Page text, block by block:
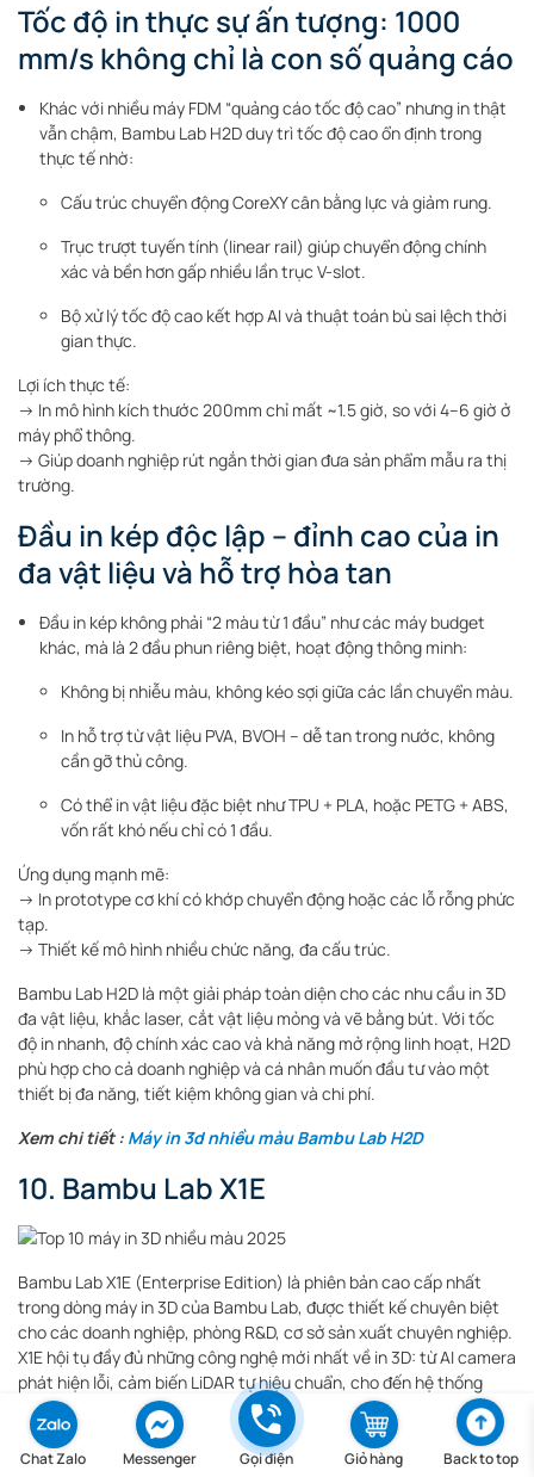
Tốc độ in thực sự ấn tượng: 1000
mm/s không chỉ là con số quảng cáo
Khác với nhiều máy FDM “quảng cáo tốc độ cao” nhưng in thật
vẫn chậm, Bambu Lab H2D duy trì tốc độ cao ổn định trong
thực tế nhờ:
Cấu trúc chuyển động CoreXY cân bằng lực và giảm rung.
Trục trượt tuyến tính (linear rail) giúp chuyển động chính
xác và bền hơn gấp nhiều lần trục V-slot.
Bộ xử lý tốc độ cao kết hợp AI và thuật toán bù sai lệch thời
gian thực.
Lợi ích thực tế:
→ In mô hình kích thước 200mm chỉ mất ~1.5 giờ, so với 4–6 giờ ở
máy phổ thông.
→ Giúp doanh nghiệp rút ngắn thời gian đưa sản phẩm mẫu ra thị
trường.
Đầu in kép độc lập – đỉnh cao của in
đa vật liệu và hỗ trợ hòa tan
Đầu in kép không phải “2 màu từ 1 đầu” như các máy budget
khác, mà là 2 đầu phun riêng biệt, hoạt động thông minh:
Không bị nhiễu màu, không kéo sợi giữa các lần chuyển màu.
In hỗ trợ từ vật liệu PVA, BVOH – dễ tan trong nước, không
cần gỡ thủ công.
Có thể in vật liệu đặc biệt như TPU + PLA, hoặc PETG + ABS,
vốn rất khó nếu chỉ có 1 đầu.
Ứng dụng mạnh mẽ:
→ In prototype cơ khí có khớp chuyển động hoặc các lỗ rỗng phức
tạp.
→ Thiết kế mô hình nhiều chức năng, đa cấu trúc.
Bambu Lab H2D là một giải pháp toàn diện cho các nhu cầu in 3D
đa vật liệu, khắc laser, cắt vật liệu mỏng và vẽ bằng bút. Với tốc
độ in nhanh, độ chính xác cao và khả năng mở rộng linh hoạt, H2D
phù hợp cho cả doanh nghiệp và cá nhân muốn đầu tư vào một
thiết bị đa năng, tiết kiệm không gian và chi phí.
Xem chi tiết : Máy in 3d nhiều màu Bambu Lab H2D
10. Bambu Lab X1E
Bambu Lab X1E (Enterprise Edition) là phiên bản cao cấp nhất
trong dòng máy in 3D của Bambu Lab, được thiết kế chuyên biệt
cho các doanh nghiệp, phòng R&D, cơ sở sản xuất chuyên nghiệp.
X1E hội tụ đầy đủ những công nghệ mới nhất về in 3D: từ AI camera
phát hiện lỗi, cảm biến LiDAR tự hiệu chuẩn, cho đến hệ thống
kiểm soát khí thải, kết nối mạng doanh nghiệp, và khả năng in vật
liệu kỹ thuật như nylon, PC, CF, ASA, PPA, v.v.
Chat Zalo Messenger Gọi điện Giỏ hàng Back to top